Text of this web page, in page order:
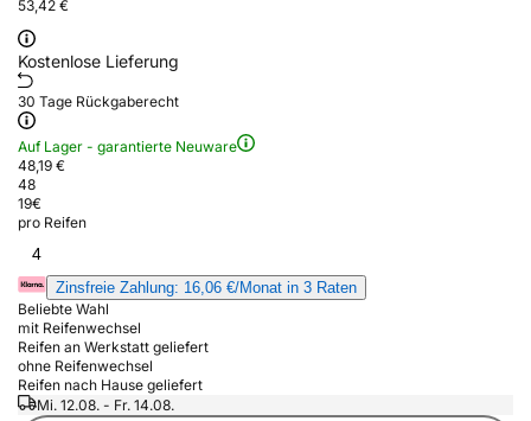
53,42 €
Kostenlose Lieferung
30 Tage Rückgaberecht
Auf Lager - garantierte Neuware
48,19 €
48
19€
pro Reifen
4
Zinsfreie Zahlung: 16,06 €/Monat in 3 Raten
Beliebte Wahl
mit Reifenwechsel
Reifen an Werkstatt geliefert
ohne Reifenwechsel
Reifen nach Hause geliefert
Mi. 12.08. - Fr. 14.08.